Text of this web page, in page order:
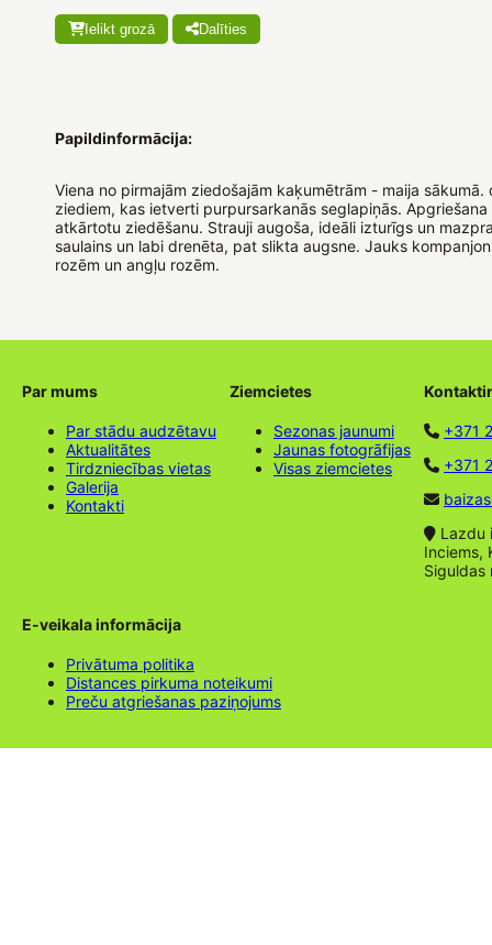
Ielikt grozā Dalīties
Papildinformācija:
Viena no pirmajām ziedošajām kaķumētrām - maija sākumā.
ziediem, kas ietverti purpursarkanās seglapiņās. Apgriešana
atkārtotu ziedēšanu. Strauji augoša, ideāli izturīgs un
saulains un labi drenēta, pat slikta augsne. Jauks
rozēm un angļu rozēm.
Par mums
Par stādu audzētavu
Aktualitātes
Tirdzniecības vietas
Galerija
Kontakti
Ziemcietes
Sezonas jaunumi
Jaunas fotogrāfijas
Visas ziemcietes
+371
+371
Lazdu
Inciems,
Siguldas
E-veikala informācija
Privātuma politika
Distances pirkuma noteikumi
Preču atgriešanas paziņojums